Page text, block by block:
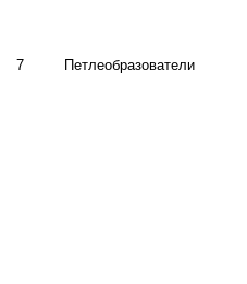
7 Петлеобразователи